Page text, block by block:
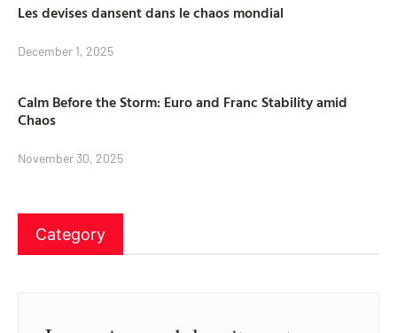
Les devises dansent dans le chaos mondial
December 1, 2025
Calm Before the Storm: Euro and Franc Stability amid
Chaos
November 30, 2025
Category